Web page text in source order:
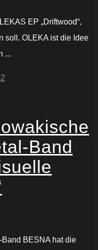
EP „Driftwood“,
soll. OLEKA ist die Idee
...
Band
BESNA hat die